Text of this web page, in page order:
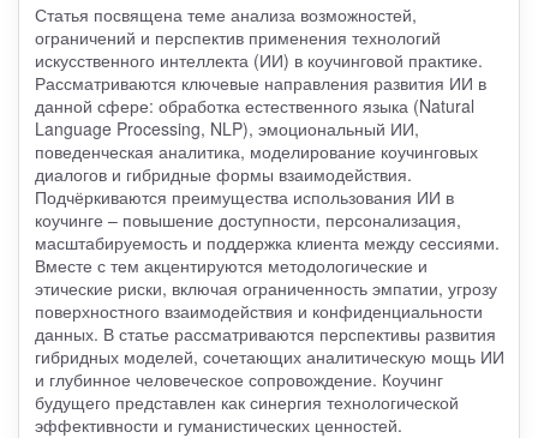
Статья посвящена теме анализа возможностей,
ограничений и перспектив применения технологий
искусственного интеллекта (ИИ) в коучинговой практике.
Рассматриваются ключевые направления развития ИИ в
данной сфере: обработка естественного языка (Natural
Language Processing, NLP), эмоциональный ИИ,
поведенческая аналитика, моделирование коучинговых
диалогов и гибридные формы взаимодействия.
Подчёркиваются преимущества использования ИИ в
коучинге – повышение доступности, персонализация,
масштабируемость и поддержка клиента между сессиями.
Вместе с тем акцентируются методологические и
этические риски, включая ограниченность эмпатии, угрозу
поверхностного взаимодействия и конфиденциальности
данных. В статье рассматриваются перспективы развития
гибридных моделей, сочетающих аналитическую мощь ИИ
и глубинное человеческое сопровождение. Коучинг
будущего представлен как синергия технологической
эффективности и гуманистических ценностей.